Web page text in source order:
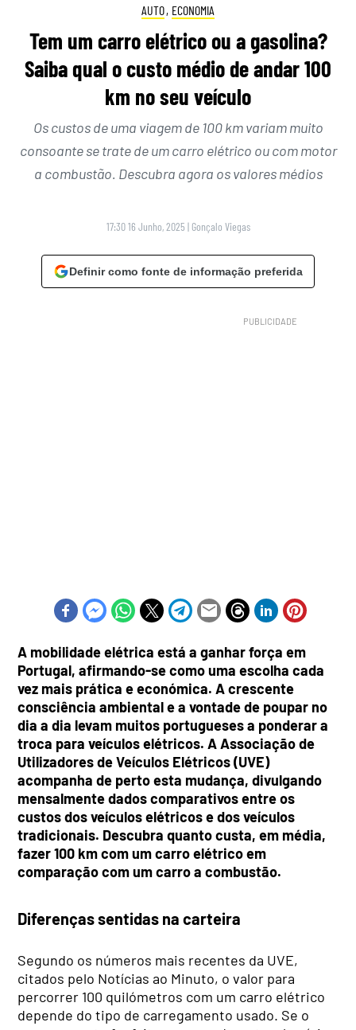
AUTO, ECONOMIA
Tem um carro elétrico ou a gasolina?
Saiba qual o custo médio de andar 100
km no seu veículo
Os custos de uma viagem de 100 km variam muito
consoante se trate de um carro elétrico ou com motor
a combustão. Descubra agora os valores médios
17:30 16 Junho, 2025 | Gonçalo Viegas
Definir como fonte de informação preferida
A mobilidade elétrica está a ganhar força em
Portugal, afirmando-se como uma escolha cada
vez mais prática e económica. A crescente
consciência ambiental e a vontade de poupar no
dia a dia levam muitos portugueses a ponderar a
troca para veículos elétricos. A Associação de
Utilizadores de Veículos Elétricos (UVE)
acompanha de perto esta mudança, divulgando
mensalmente dados comparativos entre os
custos dos veículos elétricos e dos veículos
tradicionais. Descubra quanto custa, em média,
fazer 100 km com um carro elétrico em
comparação com um carro a combustão.
Diferenças sentidas na carteira
Segundo os números mais recentes da UVE,
citados pelo Notícias ao Minuto, o valor para
percorrer 100 quilómetros com um carro elétrico
depende do tipo de carregamento usado. Se o